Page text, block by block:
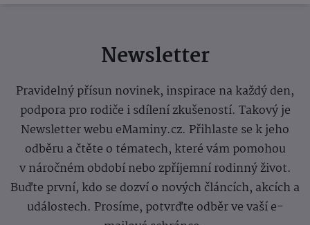
Newsletter
Pravidelný přísun novinek, inspirace na každý den,
podpora pro rodiče i sdílení zkušeností. Takový je
Newsletter webu eMaminy.cz. Přihlaste se k jeho
odběru a čtěte o tématech, které vám pomohou
v náročném období nebo zpříjemní rodinný život.
Buďte první, kdo se dozví o nových článcích, akcích a
událostech. Prosíme, potvrďte odběr ve vaší e-